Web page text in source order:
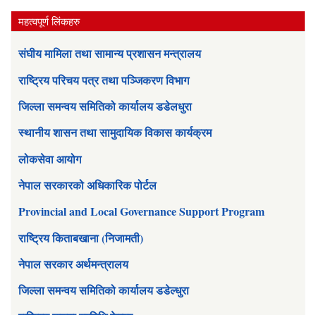
महत्वपूर्ण लिंकहरु
संघीय मामिला तथा सामान्य प्रशासन मन्त्रालय
राष्ट्रिय परिचय पत्र तथा पञ्जिकरण विभाग
जिल्ला समन्वय समितिको कार्यालय डडेलधुरा
स्थानीय शासन तथा सामुदायिक विकास कार्यक्रम
लोकसेवा आयोग
नेपाल सरकारको अधिकारिक पोर्टल
Provincial and Local Governance Support Program
राष्ट्रिय किताबखाना (निजामती)
नेपाल सरकार अर्थमन्त्रालय
जिल्ला समन्वय समितिको कार्यालय डडेल्धुरा